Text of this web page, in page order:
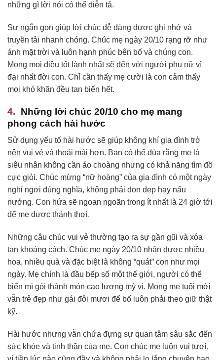
những gì lời nói có thể diễn tả.
Sự ngắn gọn giúp lời chúc dễ dàng được ghi nhớ và
truyền tải nhanh chóng. Chúc mẹ ngày 20/10 rạng rỡ như
ánh mặt trời và luôn hạnh phúc bên bố và chúng con.
Mong mọi điều tốt lành nhất sẽ đến với người phụ nữ vĩ
đại nhất đời con. Chỉ cần thấy mẹ cười là con cảm thấy
mọi khó khăn đều tan biến hết.
Những lời chúc 20/10 cho mẹ mang
phong cách hài hước
Sử dụng yếu tố hài hước sẽ giúp không khí gia đình trở
nên vui vẻ và thoải mái hơn. Bạn có thể đùa rằng mẹ là
siêu nhân không cần áo choàng nhưng có khả năng tìm đồ
cực giỏi. Chúc mừng “nữ hoàng” của gia đình có một ngày
nghỉ ngơi đúng nghĩa, không phải dọn dẹp hay nấu
nướng. Con hứa sẽ ngoan ngoãn trong ít nhất là 24 giờ tới
để mẹ được thảnh thơi.
Những câu chúc vui vẻ thường tạo ra sự gần gũi và xóa
tan khoảng cách. Chúc mẹ ngày 20/10 nhận được nhiều
hoa, nhiều quà và đặc biệt là không “quát” con như mọi
ngày. Mẹ chính là đầu bếp số một thế giới, người có thể
biến mì gói thành món cao lương mỹ vị. Mong mẹ tuổi mới
vẫn trẻ đẹp như gái đôi mươi để bố luôn phải theo giữ thật
kỹ.
Hài hước nhưng vẫn chứa đựng sự quan tâm sâu sắc đến
sức khỏe và tinh thần của mẹ. Con chúc mẹ luôn vui tươi,